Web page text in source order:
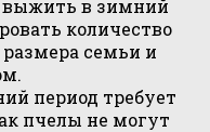
выжить в зимний
количество
семьи и
период требует
пчелы не могут